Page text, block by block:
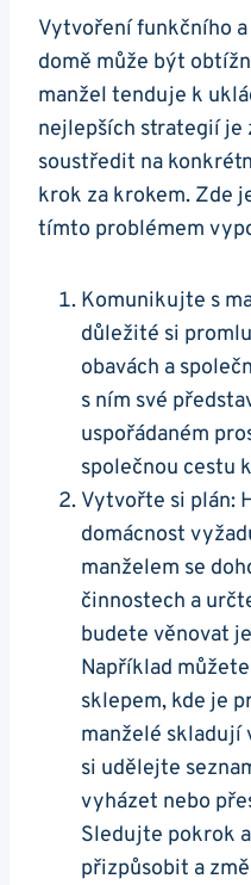
Vytvoření funkčního
domě může být
manžel tenduje k
nejlepších strategií je
soustředit na
krok za krokem. Zde
tímto problémem
Komunikujte s
důležité si
obavách a
s ním své
uspořádaném
společnou cestu
Vytvořte si plán:
domácnost
manželem se
činnostech a
budete věnovat
Například
sklepem, kde je
manželé skladují
si udělejte
vyházet nebo
Sledujte pokrok
přizpůsobit a